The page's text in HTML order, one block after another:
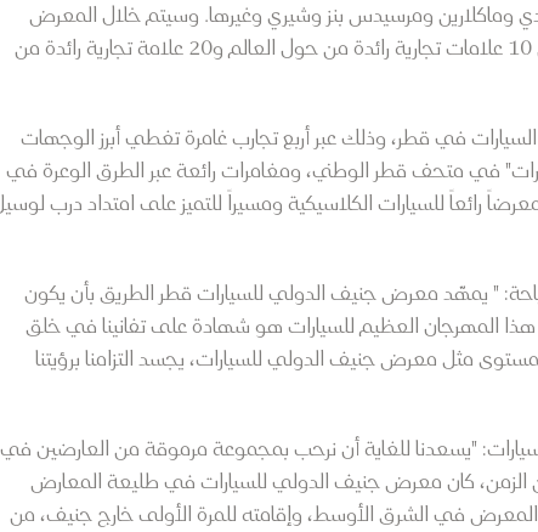
وماكلارين ومرسيدس بنز وشيري وغيرها. وسيتم خلال المعرض
تسليط الضوء على أحدث الابتكارات في صناعة السيارات، كما سيتم الكشف عن 10 علامات تجارية رائدة من حول العالم و20 علامة تجارية رائدة من
بمثابة أعظم مهرجان لتميّز السيارات في قطر، وذلك عبر أربع تجارب غامرة تغطي أبرز الوجهات
في متحف قطر الوطني، ومغامرات رائعة عبر الطرق الوعرة في
رائعاً للسيارات الكلاسيكية ومسيراً للتميز على امتداد درب
" يمهّد معرض جنيف الدولي للسيارات قطر الطريق بأن يكون
هذا المهرجان العظيم للسيارات هو شهادة على تفانينا في خلق
مثل معرض جنيف الدولي للسيارات، يجسد التزامنا برؤيتنا
"يسعدنا للغاية أن نرحب بمجموعة مرموقة من العارضين في
للسيارات قطر 2023. لأكثر من قرنٍ من الزمن، كان معرض جنيف الدولي للسيارات في طليعة المعارض
في الشرق الأوسط، وإقامته للمرة الأولى خارج جنيف، من